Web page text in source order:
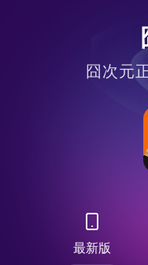
囧次元
最新版